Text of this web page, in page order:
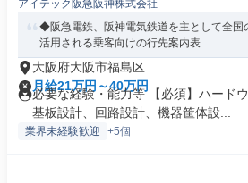
アイテック阪急阪神株式会社
◆阪急電鉄、阪神電気鉄道を主として全国
活用される乗客向けの行先案内表...
大阪府大阪市福島区
月給21万円～40万円
必要な経験・能力等 【必須】ハード
基板設計、回路設計、機器筐体設...
業界未経験歓迎 +5個